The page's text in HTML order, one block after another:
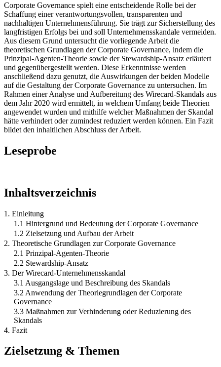
Corporate Governance spielt eine entscheidende Rolle bei der
Schaffung einer verantwortungsvollen, transparenten und
nachhaltigen Unternehmensführung. Sie trägt zur Sicherstellung des
langfristigen Erfolgs bei und soll Unternehmensskandale vermeiden.
Aus diesem Grund untersucht die vorliegende Arbeit die
theoretischen Grundlagen der Corporate Governance, indem die
Prinzipal-Agenten-Theorie sowie der Stewardship-Ansatz erläutert
und gegenübergestellt werden. Diese Erkenntnisse werden
anschließend dazu genutzt, die Auswirkungen der beiden Modelle
auf die Gestaltung der Corporate Governance zu untersuchen. Im
Rahmen einer Analyse und Aufbereitung des Wirecard-Skandals aus
dem Jahr 2020 wird ermittelt, in welchem Umfang beide Theorien
angewendet wurden und mithilfe welcher Maßnahmen der Skandal
hätte verhindert oder zumindest reduziert werden können. Ein Fazit
bildet den inhaltlichen Abschluss der Arbeit.
Leseprobe
Inhaltsverzeichnis
1. Einleitung
1.1 Hintergrund und Bedeutung der Corporate Governance
1.2 Zielsetzung und Aufbau der Arbeit
2. Theoretische Grundlagen zur Corporate Governance
2.1 Prinzipal-Agenten-Theorie
2.2 Stewardship-Ansatz
3. Der Wirecard-Unternehmensskandal
3.1 Ausgangslage und Beschreibung des Skandals
3.2 Anwendung der Theoriegrundlagen der Corporate
Governance
3.3 Maßnahmen zur Verhinderung oder Reduzierung des
Skandals
4. Fazit
Zielsetzung & Themen